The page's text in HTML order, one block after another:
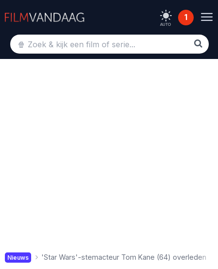
AUTO
1
Nieuws 'Star Wars'-stemacteur Tom Kane (64) overleden